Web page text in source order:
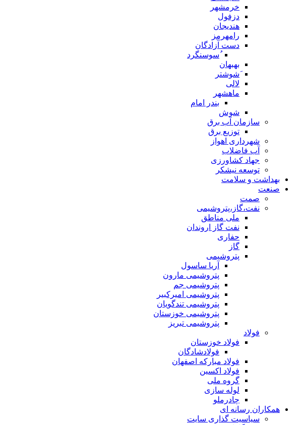
خرمشهر
دزفول
هندیجان
رامهرمز
دست آزادگان
ُسوسنگرد
بهبهان
َشوشتر
لالی
ماهشهر
بندر امام
شوش
سازمان آب برق
توزیع برق
شهرداری اهواز
آب فاضلاب
جهاد کشاورزی
توسعه نیشکر
بهداشت و سلامت
صنعت
صمت
نفت،گاز،پتروشیمی
ملی مناطق
نفت گاز اروندان
حفاری
گاز
پتروشیمی
آریا ساسول
پتروشیمی مارون
پتروشیمی جم
پتروشیمی امیرکبیر
پتروشیمی تندگویان
پتروشیمی خوزستان
پتروشیمی تبریز
فولاد
فولاد خوزستان
فولادشادگان
فولاد مبارکه اصفهان
فولاد اکسین
گروه ملی
لوله سازی
چادرملو
همکاران رسانه ای
سیاسیت گذاری سایت